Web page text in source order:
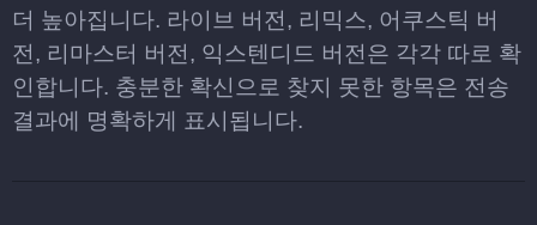
더 높아집니다. 라이브 버전, 리믹스, 어쿠스틱 버
전, 리마스터 버전, 익스텐디드 버전은 각각 따로 확
인합니다. 충분한 확신으로 찾지 못한 항목은 전송
결과에 명확하게 표시됩니다.